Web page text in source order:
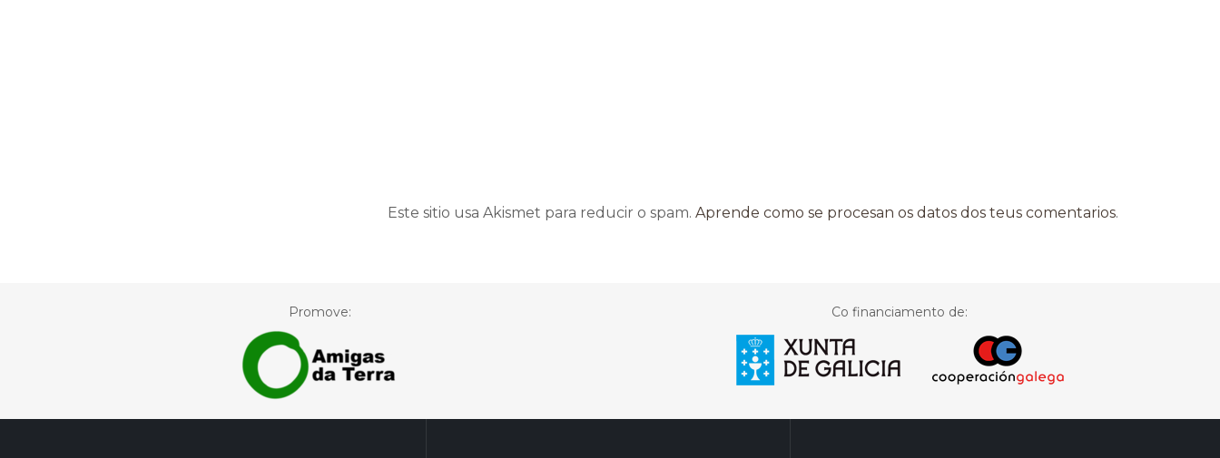
Este sitio usa Akismet para reducir o spam. Aprende como se procesan os datos dos teus comentarios.
Co financiamento de:
Promove: